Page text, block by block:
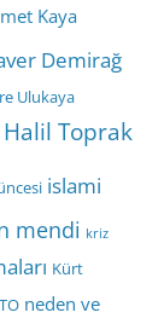
Kaya
Demirağ
Ulukaya
Halil Toprak
islami
mendi kriz
Kürt
neden ve